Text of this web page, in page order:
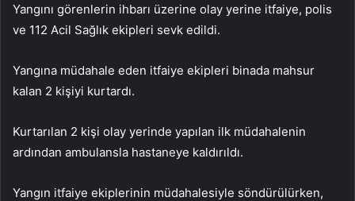
Yangını görenlerin ihbarı üzerine olay yerine itfaiye, polis
ve 112 Acil Sağlık ekipleri sevk edildi.
Yangına müdahale eden itfaiye ekipleri binada mahsur
kalan 2 kişiyi kurtardı.
Kurtarılan 2 kişi olay yerinde yapılan ilk müdahalenin
ardından ambulansla hastaneye kaldırıldı.
Yangın itfaiye ekiplerinin müdahalesiyle söndürülürken,